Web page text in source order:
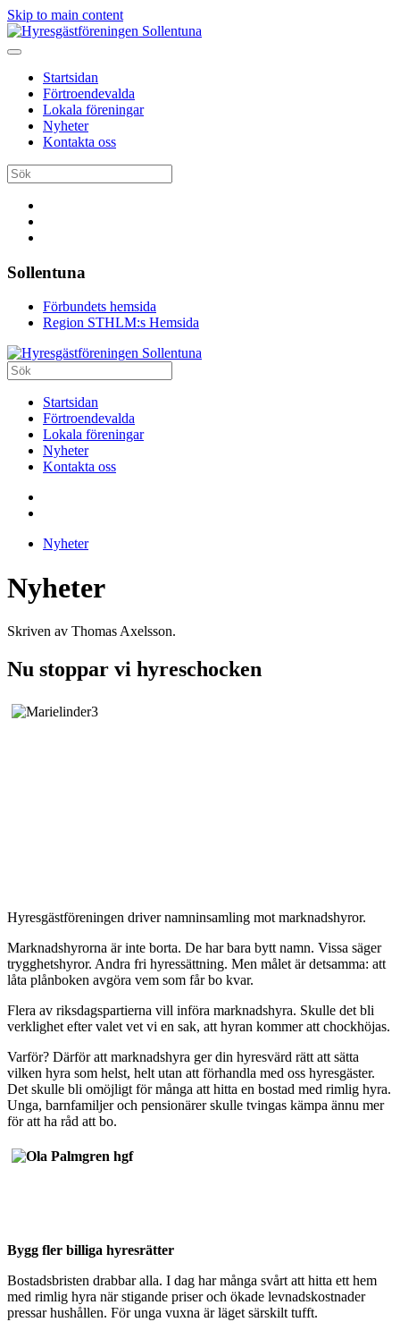
Skip to main content
Startsidan
Förtroendevalda
Lokala föreningar
Nyheter
Kontakta oss
Sollentuna
Förbundets hemsida
Region STHLM:s Hemsida
Startsidan
Förtroendevalda
Lokala föreningar
Nyheter
Kontakta oss
Nyheter
Nyheter
Skriven av Thomas Axelsson.
Nu stoppar vi hyreschocken
Hyresgästföreningen driver namninsamling mot marknadshyror.
Marknadshyrorna är inte borta. De har bara bytt namn. Vissa säger
trygghetshyror. Andra fri hyressättning. Men målet är detsamma: att
låta plånboken avgöra vem som får bo kvar.
Flera av riksdagspartierna vill införa marknadshyra. Skulle det bli
verklighet efter valet vet vi en sak, att hyran kommer att chockhöjas.
Varför? Därför att marknadshyra ger din hyresvärd rätt att sätta
vilken hyra som helst, helt utan att förhandla med oss hyresgäster.
Det skulle bli omöjligt för många att hitta en bostad med rimlig hyra.
Unga, barnfamiljer och pensionärer skulle tvingas kämpa ännu mer
för att ha råd att bo.
Bygg fler billiga hyresrätter
Bostadsbristen drabbar alla. I dag har många svårt att hitta ett hem
med rimlig hyra när stigande priser och ökade levnadskostnader
pressar hushållen. För unga vuxna är läget särskilt tufft.